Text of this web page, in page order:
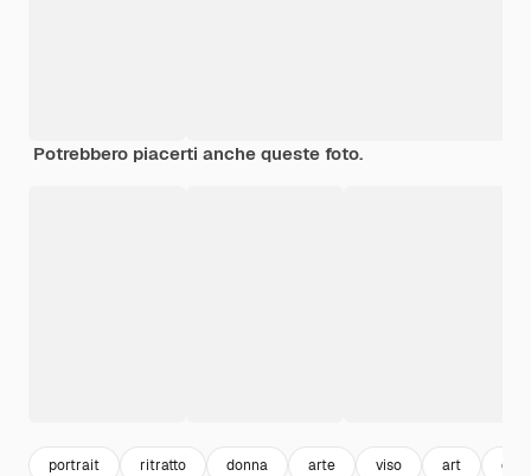
Potrebbero piacerti anche queste foto.
portrait ritratto donna arte viso art